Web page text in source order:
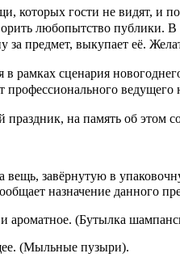
которых гости не видят, и
любопытство публики. В
предмет, выкупает её.
рамках сценария
ведущего
на память об этом
завёрнутую в
назначение данного
ароматное. (Бутылка
(Мыльные пузыри).